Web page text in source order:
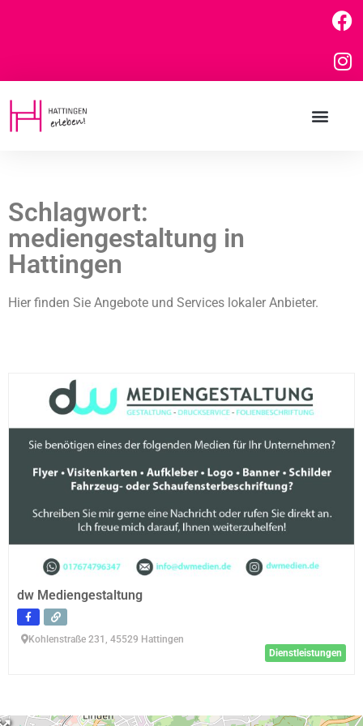
Schlagwort:
mediengestaltung in
Hattingen
Hier finden Sie Angebote und Services lokaler Anbieter.
dw Mediengestaltung
Kohlenstraße 231, 45529 Hattingen
Dienstleistungen